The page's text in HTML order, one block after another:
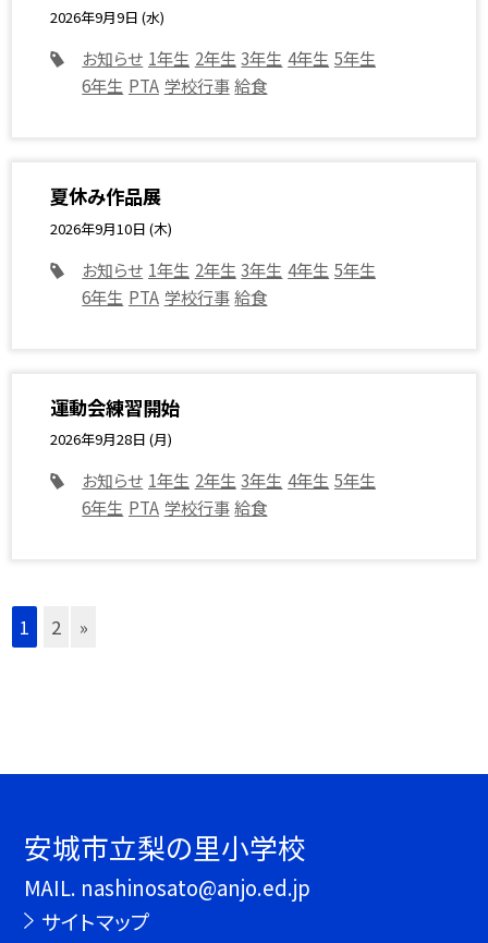
2026年9月9日 (水)
お知らせ 1年生 2年生 3年生 4年生 5年生
6年生 PTA 学校行事 給食
夏休み作品展
2026年9月10日 (木)
お知らせ 1年生 2年生 3年生 4年生 5年生
6年生 PTA 学校行事 給食
運動会練習開始
2026年9月28日 (月)
お知らせ 1年生 2年生 3年生 4年生 5年生
6年生 PTA 学校行事 給食
1 2 »
安城市立梨の里小学校
MAIL. nashinosato@anjo.ed.jp
サイトマップ